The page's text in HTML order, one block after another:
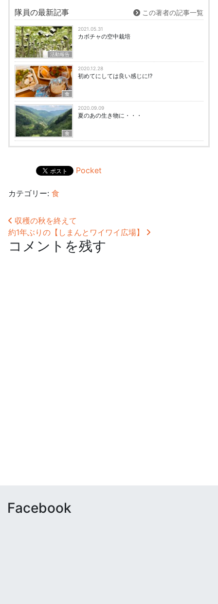
隊員の最新記事 この著者の記事一覧
活動報告
2021.05.31
カボチャの空中栽培
食
2020.12.28
初めてにしては良い感じに⁉︎
食
2020.09.09
夏のあの生き物に・・・
Pocket
カテゴリー: 食
投稿ナビゲーション
収穫の秋を終えて
約1年ぶりの【しまんとワイワイ広場】
コメントを残す
Facebook